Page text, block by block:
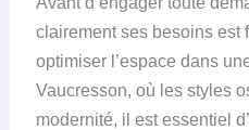
clairement ses besoins est
optimiser l’espace dans
Vaucresson, où les styles
modernité, il est essentiel